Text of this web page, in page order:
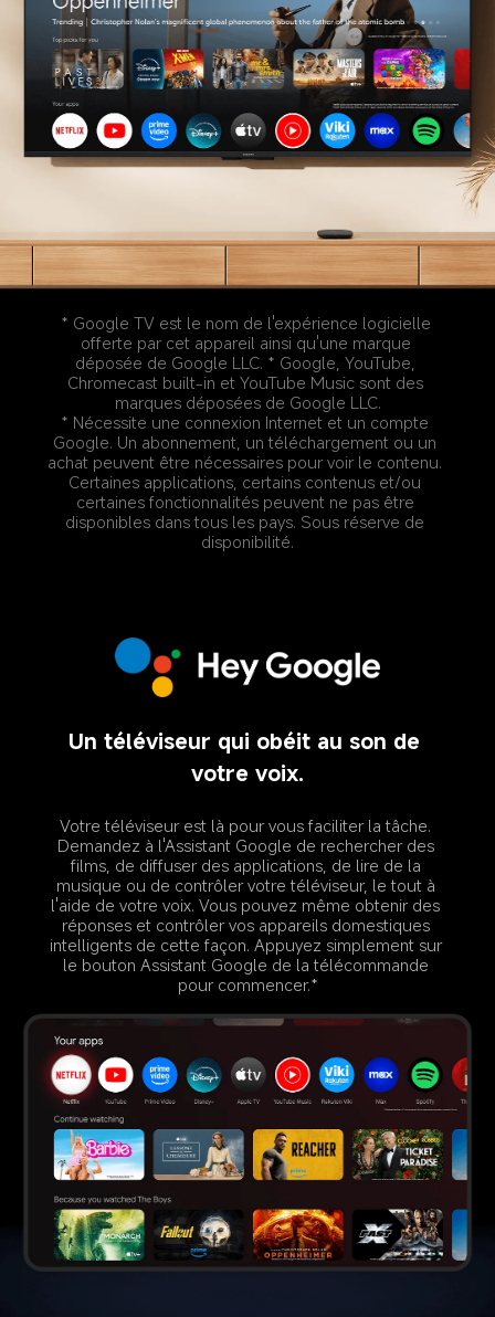
* Google TV est le nom de l'expérience logicielle
offerte par cet appareil ainsi qu'une marque
déposée de Google LLC. * Google, YouTube,
Chromecast built-in et YouTube Music sont des
marques déposées de Google LLC.
* Nécessite une connexion Internet et un compte
Google. Un abonnement, un téléchargement ou un
achat peuvent être nécessaires pour voir le contenu.
Certaines applications, certains contenus et/ou
certaines fonctionnalités peuvent ne pas être
disponibles dans tous les pays. Sous réserve de
disponibilité.
Un téléviseur qui obéit au son de
votre voix.
Votre téléviseur est là pour vous faciliter la tâche.
Demandez à l'Assistant Google de rechercher des
films, de diffuser des applications, de lire de la
musique ou de contrôler votre téléviseur, le tout à
l'aide de votre voix. Vous pouvez même obtenir des
réponses et contrôler vos appareils domestiques
intelligents de cette façon. Appuyez simplement sur
le bouton Assistant Google de la télécommande
pour commencer.*